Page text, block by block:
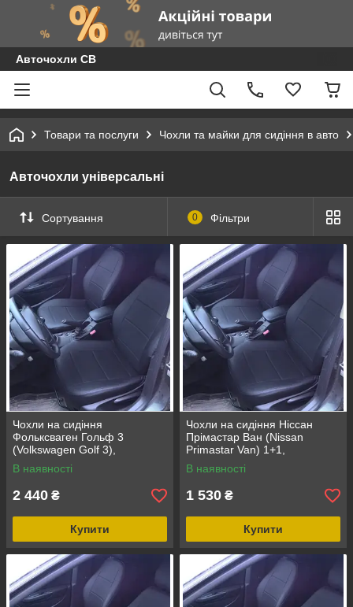
Авточохли СВ
Товари та послуги Чохли та майки для сидіння в авто
Авточохли універсальні
Сортування 0 Фільтри
Чохли на сидіння
Фольксваген Гольф 3
(Volkswagen Golf 3),
універсальні авточохли з
екошкіри в Україні
В наявності
2 440 ₴
Купити
Чохли на сидіння Ніссан
Прімастар Ван (Nissan
Primastar Van) 1+1,
універсальні авточохли з
екошкіри в Україні
В наявності
1 530 ₴
Купити